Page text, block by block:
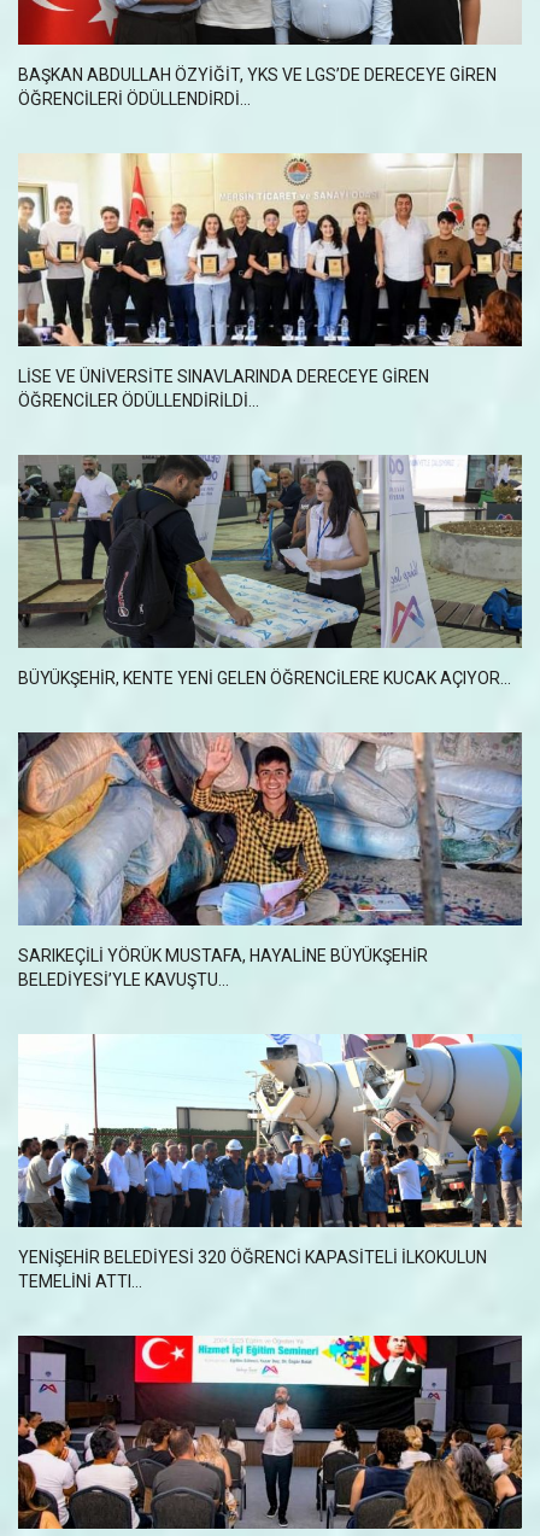
BAŞKAN ABDULLAH ÖZYIĞIT, YKS VE LGS’DE DERECEYE GIREN
ÖĞRENCILERI ÖDÜLLENDIRDI...
LISE VE ÜNIVERSITE SINAVLARINDA DERECEYE GIREN
ÖĞRENCILER ÖDÜLLENDIRILDI…
BÜYÜKŞEHİR, KENTE YENİ GELEN ÖĞRENCİLERE KUCAK AÇIYOR...
SARIKEÇİLİ YÖRÜK MUSTAFA, HAYALİNE BÜYÜKŞEHİR
BELEDİYESİ’YLE KAVUŞTU...
YENIŞEHIR BELEDIYESI 320 ÖĞRENCI KAPASITELI ILKOKULUN
TEMELINI ATTI...